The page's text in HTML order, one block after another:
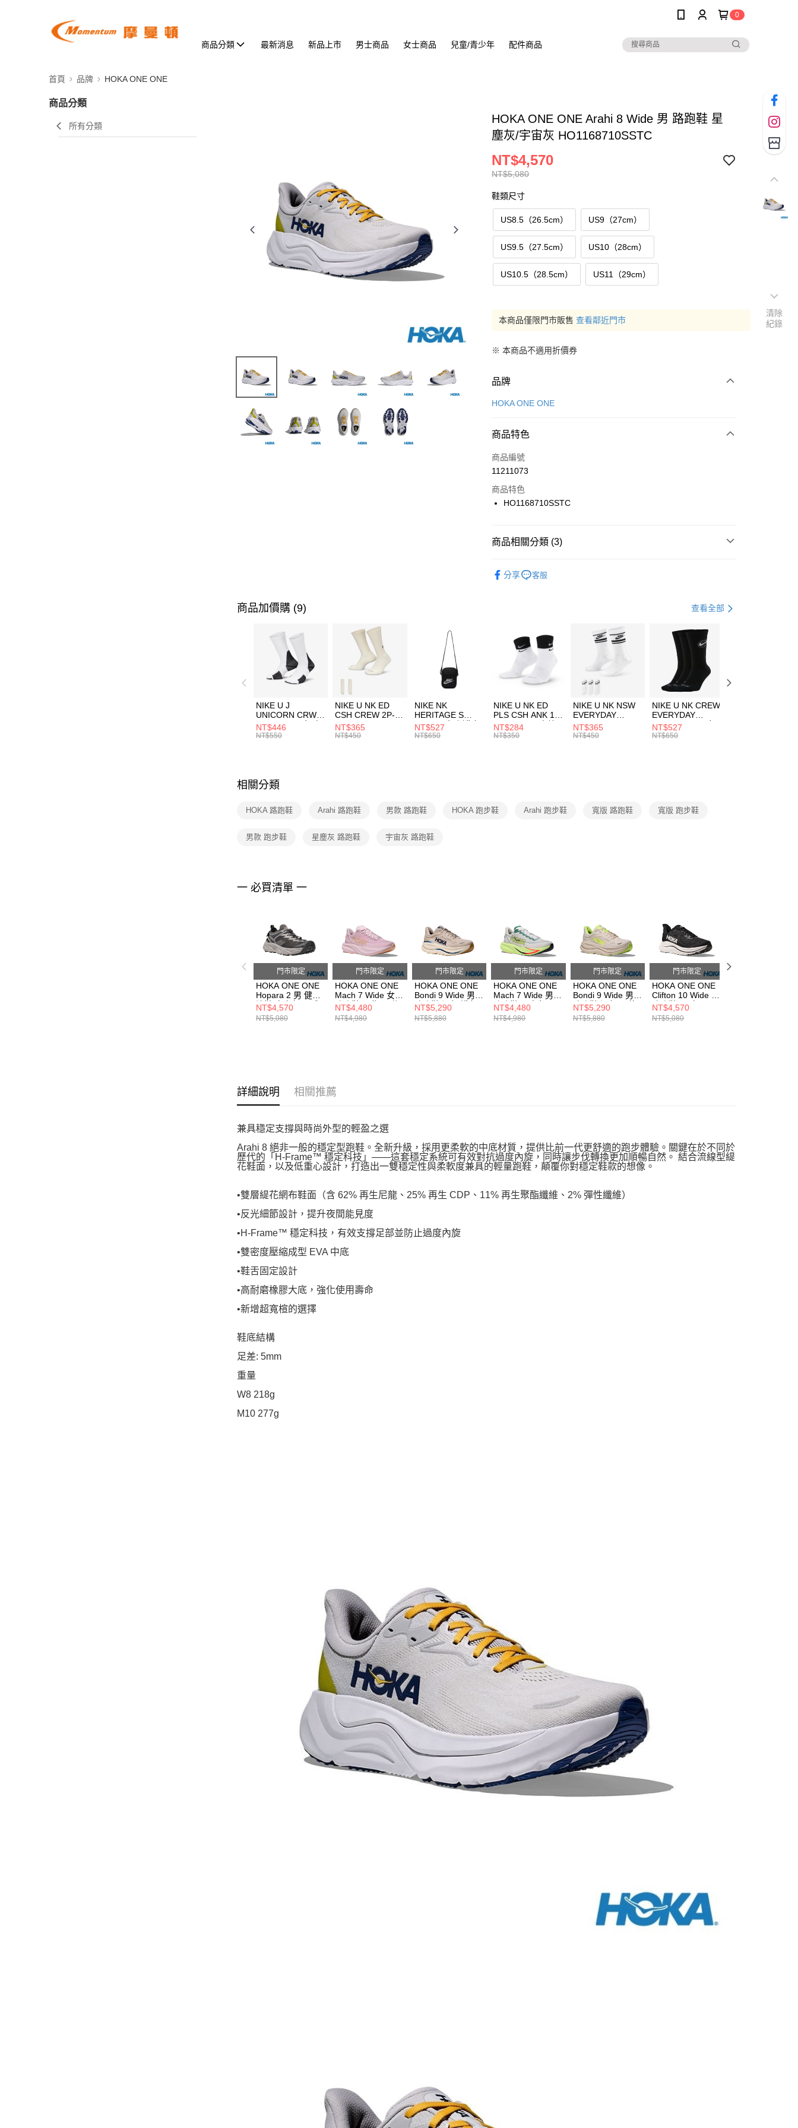
0
商品分類 最新消息 新品上市 男士商品 女士商品 兒童/青少年 配件商品
首頁 品牌 HOKA ONE ONE
商品分類
所有分類
HOKA ONE ONE Arahi 8 Wide 男 路跑鞋 星
塵灰/宇宙灰 HO1168710SSTC
NT$5,080
NT$4,570
鞋類尺寸
US8.5（26.5cm） US9（27cm）
US9.5（27.5cm） US10（28cm）
US10.5（28.5cm） US11（29cm）
本商品僅限門市販售 查看鄰近門市
※ 本商品不適用折價券
品牌
HOKA ONE ONE
商品特色
商品編號
11211073
商品特色
HO1168710SSTC
商品相關分類 (3)
分享 客服
商品加價購 (9) 查看全部
NIKE U J
UNICORN CRW
1PR -160 男女 中
統襪 FZ3393100
NT$446
NT$550
NIKE U NK ED
CSH CREW 2P-
144 EMBRDY 男
女 短統襪
NT$365
NT$450
NIKE NK
HERITAGE S
SMIT 男女 側背包
BA5871010
NT$527
NT$650
NIKE U NK ED
PLS CSH ANK 1P
144 DBL 男 中統
襪 DH4058104
NT$284
NT$350
NIKE U NK NSW
EVERYDAY
ESSENTIAL CR
男女 短統襪
NT$365
NT$450
NIKE U NK CREW
EVERYDAY
BBALL 3PR 男女
長統襪
NT$527
NT$650
相關分類
HOKA 路跑鞋 Arahi 路跑鞋 男款 路跑鞋 HOKA 跑步鞋 Arahi 跑步鞋 寬版 路跑鞋 寬版 跑步鞋
男款 跑步鞋 星塵灰 路跑鞋 宇宙灰 路跑鞋
一 必買清單 一
門市限定
HOKA ONE ONE
Hopara 2 男 健行
涼鞋 太空灰/星球
灰
HO1147650STLL
NT$4,570
NT$5,080
門市限定
HOKA ONE ONE
Mach 7 Wide 女
路跑鞋 淡紫/晨曦
橘
HO1171906LRMT
NT$4,480
NT$4,980
門市限定
HOKA ONE ONE
Bondi 9 Wide 男
路跑鞋 泥灰/淺灰
HO1162013SCCG
NT$5,290
NT$5,880
門市限定
HOKA ONE ONE
Mach 7 Wide 男
路跑鞋 霜白色/霓
黃
HO1171905FYZ
NT$4,480
NT$4,980
門市限定
HOKA ONE ONE
Bondi 9 Wide 男
路跑鞋 泥灰/霓黃
HO1162013GYZ
NT$5,290
NT$5,880
門市限定
HOKA ONE ONE
Clifton 10 Wide 男
路跑鞋 黑/白
HO1162032BWHT
NT$4,570
NT$5,080
詳細說明 相關推薦
兼具穩定支撐與時尚外型的輕盈之選
Arahi 8 絕非一般的穩定型跑鞋。全新升級，採用更柔軟的中底材質，提供比前一代更舒適的跑步體驗。關鍵在於不同於
歷代的「H-Frame™ 穩定科技」——這套穩定系統可有效對抗過度內旋，同時讓步伐轉換更加順暢自然。 結合流線型緹
花鞋面，以及低重心設計，打造出一雙穩定性與柔軟度兼具的輕量跑鞋，顛覆你對穩定鞋款的想像。
•雙層緹花網布鞋面（含 62% 再生尼龍、25% 再生 CDP、11% 再生聚酯纖維、2% 彈性纖維）
•反光細節設計，提升夜間能見度
•H-Frame™ 穩定科技，有效支撐足部並防止過度內旋
•雙密度壓縮成型 EVA 中底
•鞋舌固定設計
•高耐磨橡膠大底，強化使用壽命
•新增超寬楦的選擇
鞋底結構
足差: 5mm
重量
W8 218g
M10 277g
清除
紀錄